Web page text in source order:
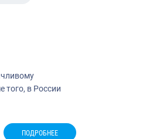
того, в России
ПОДРОБНЕЕ